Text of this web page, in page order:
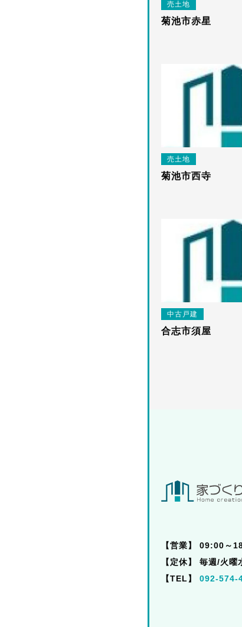
売土地
菊池市赤星
売土地
菊池市西寺
中古戸建
合志市須屋
【営業】
09:00～
【定休】
毎週/火曜
【TEL】
092-574-